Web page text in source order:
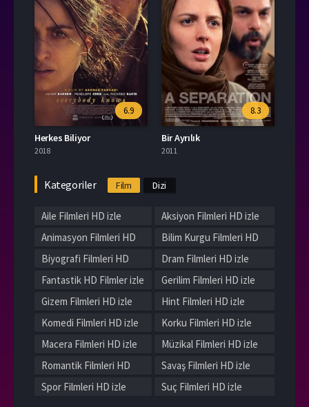
6.9
Herkes Biliyor
2018
8.3
Bir Ayrılık
2011
Kategoriler Film Dizi
Aile Filmleri HD izle
Aksiyon Filmleri HD izle
Animasyon Filmleri HD
izle
Bilim Kurgu Filmleri HD
izle
Biyografi Filmleri HD
izle
Dram Filmleri HD izle
Fantastik HD Filmler izle
Gerilim Filmleri HD izle
Gizem Filmleri HD izle
Hint Filmleri HD izle
Komedi Filmleri HD izle
Korku Filmleri HD izle
Macera Filmleri HD izle
Müzikal Filmleri HD izle
Romantik Filmleri HD
izle
Savaş Filmleri HD izle
Spor Filmleri HD izle
Suç Filmleri HD izle